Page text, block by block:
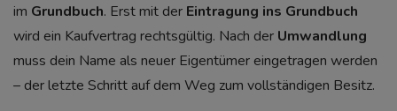
im Grundbuch. Erst mit der Eintragung ins Grundbuch
wird ein Kaufvertrag rechtsgültig. Nach der Umwandlung
muss dein Name als neuer Eigentümer eingetragen werden
– der letzte Schritt auf dem Weg zum vollständigen Besitz.